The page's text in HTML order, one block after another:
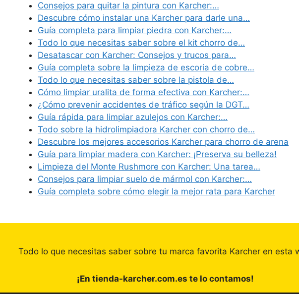
Consejos para quitar la pintura con Karcher:…
Descubre cómo instalar una Karcher para darle una…
Guía completa para limpiar piedra con Karcher:…
Todo lo que necesitas saber sobre el kit chorro de…
Desatascar con Karcher: Consejos y trucos para…
Guía completa sobre la limpieza de escoria de cobre…
Todo lo que necesitas saber sobre la pistola de…
Cómo limpiar uralita de forma efectiva con Karcher:…
¿Cómo prevenir accidentes de tráfico según la DGT…
Guía rápida para limpiar azulejos con Karcher:…
Todo sobre la hidrolimpiadora Karcher con chorro de…
Descubre los mejores accesorios Karcher para chorro de arena
Guía para limpiar madera con Karcher: ¡Preserva su belleza!
Limpieza del Monte Rushmore con Karcher: Una tarea…
Consejos para limpiar suelo de mármol con Karcher:…
Guía completa sobre cómo elegir la mejor rata para Karcher
Todo lo que necesitas saber sobre tu marca favorita Karcher en esta
¡En tienda-karcher.com.es te lo contamos!